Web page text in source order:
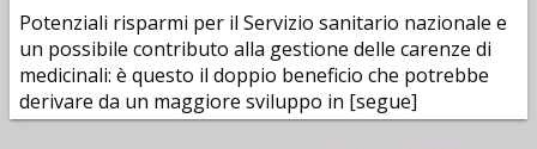
Potenziali risparmi per il Servizio sanitario nazionale e
un possibile contributo alla gestione delle carenze di
medicinali: è questo il doppio beneficio che potrebbe
derivare da un maggiore sviluppo in [segue]